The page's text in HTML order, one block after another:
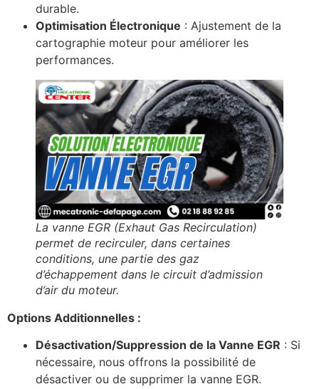
durable.
Optimisation Électronique : Ajustement de la
cartographie moteur pour améliorer les
performances.
La vanne EGR (Exhaut Gas Recirculation)
permet de recirculer, dans certaines
conditions, une partie des gaz
d’échappement dans le circuit d’admission
d’air du moteur.
Options Additionnelles :
Désactivation/Suppression de la Vanne EGR : Si
nécessaire, nous offrons la possibilité de
désactiver ou de supprimer la vanne EGR.